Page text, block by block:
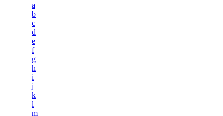
a
b
c
d
e
f
g
h
i
j
k
l
m